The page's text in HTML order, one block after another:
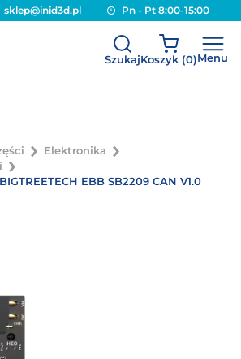
sklep@inid3d.pl Pn - Pt 8:00-15:00
SzukajKoszyk (0)Menu
Elektronika
EBB SB2209 CAN V1.0